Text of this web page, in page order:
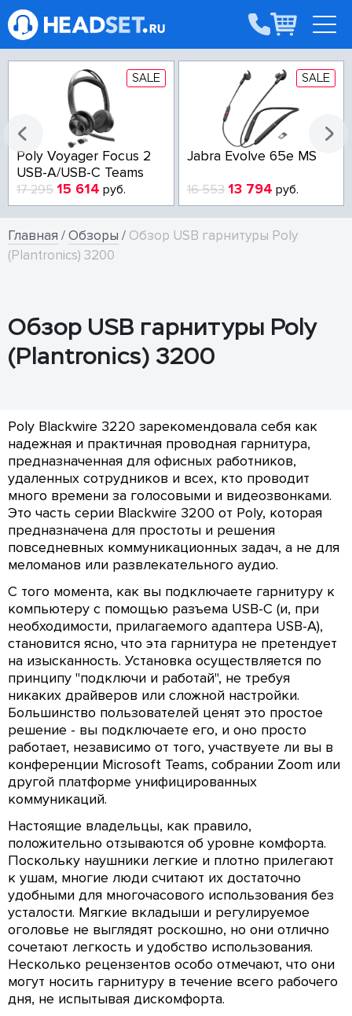
SALE
Poly Voyager Focus 2
USB-A/USB-C Teams
17 295 15 614 руб.
SALE
Jabra Evolve 65e MS
16 553 13 794 руб.
Главная /Обзоры / Обзор USB гарнитуры Poly
(Plantronics) 3200
Обзор USB гарнитуры Poly
(Plantronics) 3200
Poly Blackwire 3220 зарекомендовала себя как
надежная и практичная проводная гарнитура,
предназначенная для офисных работников,
удаленных сотрудников и всех, кто проводит
много времени за голосовыми и видеозвонками.
Это часть серии Blackwire 3200 от Poly, которая
предназначена для простоты и решения
повседневных коммуникационных задач, а не для
меломанов или развлекательного аудио.
С того момента, как вы подключаете гарнитуру к
компьютеру с помощью разъема USB-C (и, при
необходимости, прилагаемого адаптера USB-A),
становится ясно, что эта гарнитура не претендует
на изысканность. Установка осуществляется по
принципу "подключи и работай", не требуя
никаких драйверов или сложной настройки.
Большинство пользователей ценят это простое
решение - вы подключаете его, и оно просто
работает, независимо от того, участвуете ли вы в
конференции Microsoft Teams, собрании Zoom или
другой платформе унифицированных
коммуникаций.
Настоящие владельцы, как правило,
положительно отзываются об уровне комфорта.
Поскольку наушники легкие и плотно прилегают
к ушам, многие люди считают их достаточно
удобными для многочасового использования без
усталости. Мягкие вкладыши и регулируемое
оголовье не выглядят роскошно, но они отлично
сочетают легкость и удобство использования.
Несколько рецензентов особо отмечают, что они
могут носить гарнитуру в течение всего рабочего
дня, не испытывая дискомфорта.